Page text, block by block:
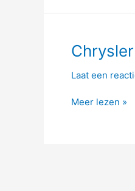
Laat een
Chrysler
Pacifica
3.6
287hp
Meer lezen »